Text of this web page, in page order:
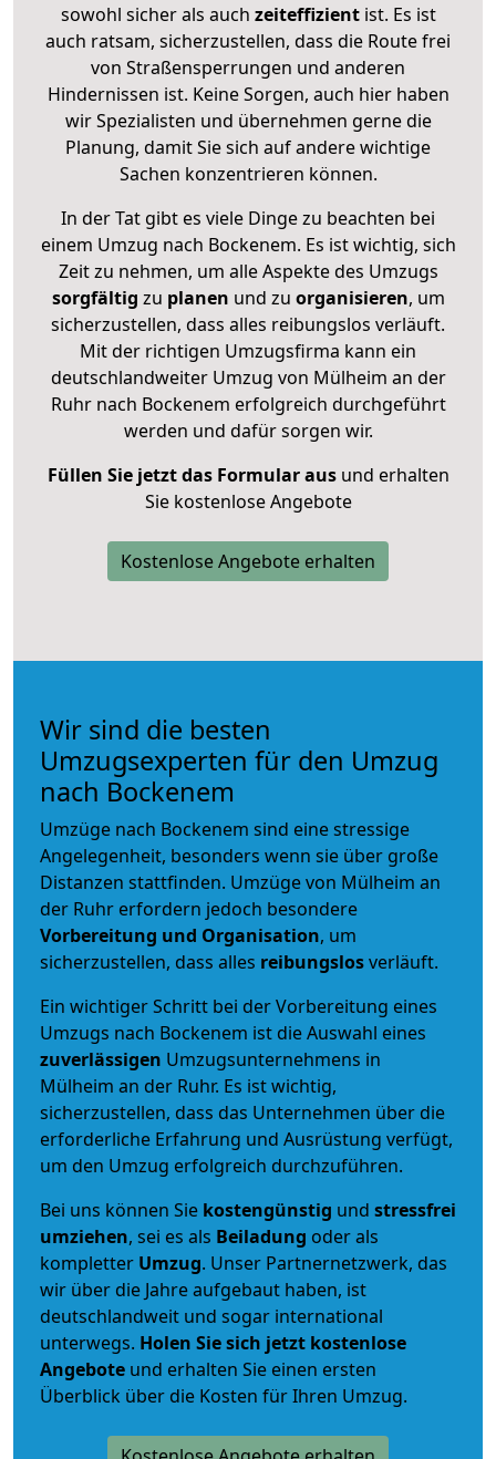
sowohl sicher als auch zeiteffizientist. Es ist
auch ratsam, sicherzustellen, dass die Route frei
von Straßensperrungen und anderen
Hindernissen ist. Keine Sorgen, auch hier haben
wir Spezialisten und übernehmen gerne die
Planung, damit Sie sich auf andere wichtige
Sachen konzentrieren können.
In der Tat gibt es viele Dinge zu beachten bei
einem Umzug nach Bockenem. Es ist wichtig, sich
Zeit zu nehmen, um alle Aspekte des Umzugs
sorgfältig zu planen und zu organisieren, um
sicherzustellen, dass alles reibungslos verläuft.
Mit der richtigen Umzugsfirma kann ein
deutschlandweiter Umzug von Mülheim an der
Ruhr nach Bockenem erfolgreich durchgeführt
werden und dafür sorgen wir.
Füllen Sie jetzt das Formular ausund erhalten
Sie kostenlose Angebote
Kostenlose Angebote erhalten
Wir sind die besten
Umzugsexperten für den Umzug
nach Bockenem
Umzüge nach Bockenem sind eine stressige
Angelegenheit, besonders wenn sie über große
Distanzen stattfinden. Umzüge von Mülheim an
der Ruhr erfordern jedoch besondere
Vorbereitung und Organisation, um
sicherzustellen, dass alles reibungslosverläuft.
Ein wichtiger Schritt bei der Vorbereitung eines
Umzugs nach Bockenem ist die Auswahl eines
zuverlässigen Umzugsunternehmens in
Mülheim an der Ruhr. Es ist wichtig,
sicherzustellen, dass das Unternehmen über die
erforderliche Erfahrung und Ausrüstung verfügt,
um den Umzug erfolgreich durchzuführen.
Bei uns können Sie kostengünstig und stressfrei
umziehen, sei es als Beiladung oder als
kompletter Umzug. Unser Partnernetzwerk, das
wir über die Jahre aufgebaut haben, ist
deutschlandweit und sogar international
unterwegs. Holen Sie sich jetzt kostenlose
Angebote und erhalten Sie einen ersten
Überblick über die Kosten für Ihren Umzug.